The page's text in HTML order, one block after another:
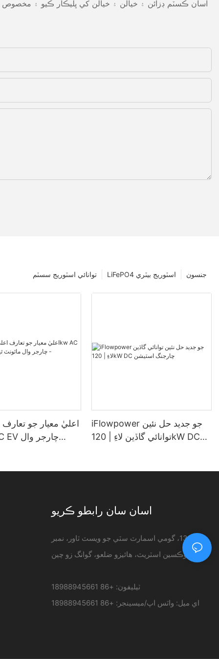
اسان ڪسٽم ڊزائن ۽ خيالن ۽ خيالن کي ڀليڪار ڪيو ۽
جنسون LiFePO4 اسٽوريج بيٽري توانائي اسٽوريج سسٽم
اعليٰ معيار جو تعارف
iFlowpower جو جديد حل نئين
توانائي گاڏين لاءِ | 120kW DC
اسان سان رابطو ڪريو
منزل 13، گومي اسمارٽ سٽي جو ويسٽ ٽاور، نمبر
33 جوڪسين اسٽريٽ، هائيزو ضلعو، گوانگ زو چين
ٽيليفون: +86 18988945661
اي ميل: واٽس اپ/ميسينجر: +86 18988945661